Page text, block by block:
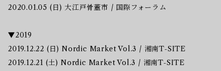
2020.01.05 (日) 大江戸骨董市 / 国際フォーラム
▼2019
2019.12.22 (日) Nordic Market Vol.3 / 湘南T-SITE
2019.12.21 (土) Nordic Market Vol.3 / 湘南T-SITE